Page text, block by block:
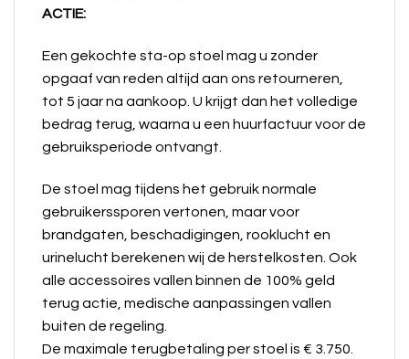
ACTIE:
Een gekochte sta-op stoel mag u zonder
opgaaf van reden altijd aan ons retourneren,
tot 5 jaar na aankoop. U krijgt dan het volledige
bedrag terug, waarna u een huurfactuur voor de
gebruiksperiode ontvangt.
De stoel mag tijdens het gebruik normale
gebruikerssporen vertonen, maar voor
brandgaten, beschadigingen, rooklucht en
urinelucht berekenen wij de herstelkosten. Ook
alle accessoires vallen binnen de 100% geld
terug actie, medische aanpassingen vallen
buiten de regeling.
De maximale terugbetaling per stoel is € 3.750.